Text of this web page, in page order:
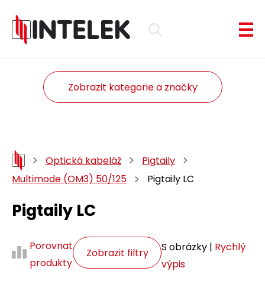
Zobrazit kategorie a značky
Optická kabeláž
Pigtaily
Multimode (OM3) 50/125
Pigtaily LC
Pigtaily LC
Porovnat
produkty
Zobrazit filtry S obrázky | Rychlý
výpis